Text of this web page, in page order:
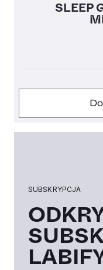
SLEEP
SUBSKRYPCJA